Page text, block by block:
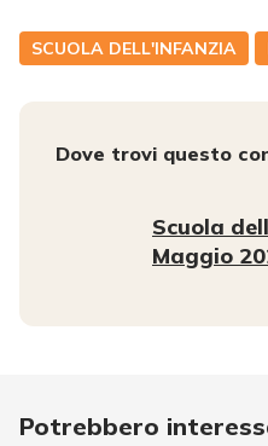
SCUOLA DELL'INFANZIA
Dove trovi questo
Scuola
Maggio
Potrebbero